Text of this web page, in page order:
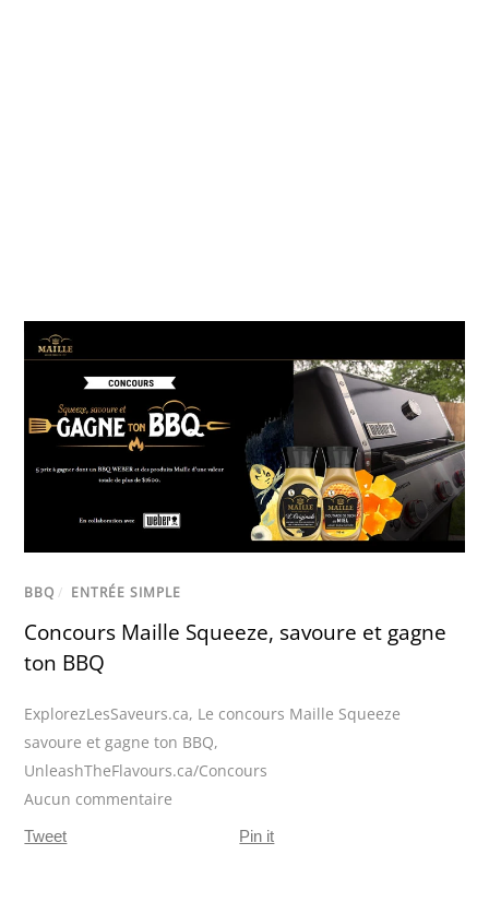
BBQ / ENTRÉE SIMPLE
Concours Maille Squeeze, savoure et gagne
ton BBQ
ExplorezLesSaveurs.ca, Le concours Maille Squeeze
savoure et gagne ton BBQ,
UnleashTheFlavours.ca/Concours
Aucun commentaire
Tweet Pin it